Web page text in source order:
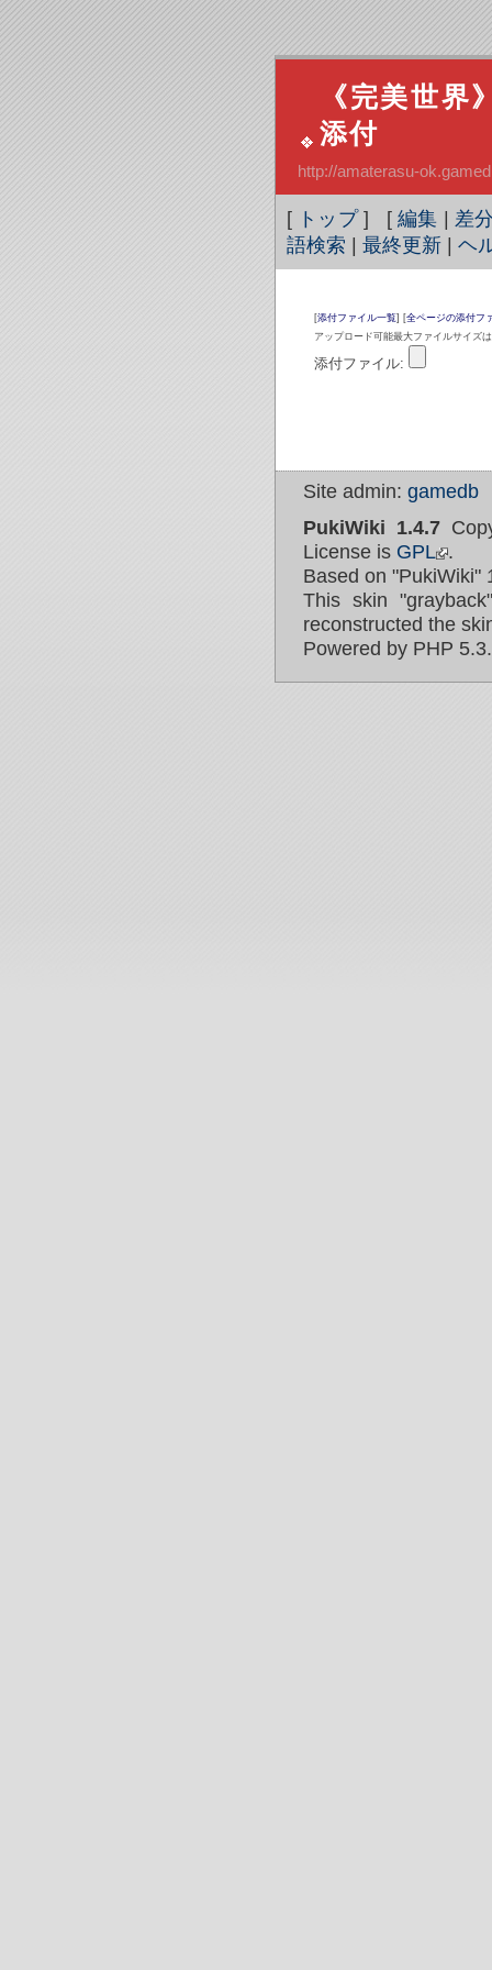
《完美世
添付
http://amaterasu-
[ トップ] [ 編集
差
語検索
最終更新 ヘ
[添付ファイル一覧] [全ページの添付フ
アップロード可能最大ファイルサイズ
添付ファイル:
Site admin: gamedb
PukiWiki 1.4.7
License is GPL .
Based on "PukiWiki"
This skin
reconstructed the
Powered by PHP